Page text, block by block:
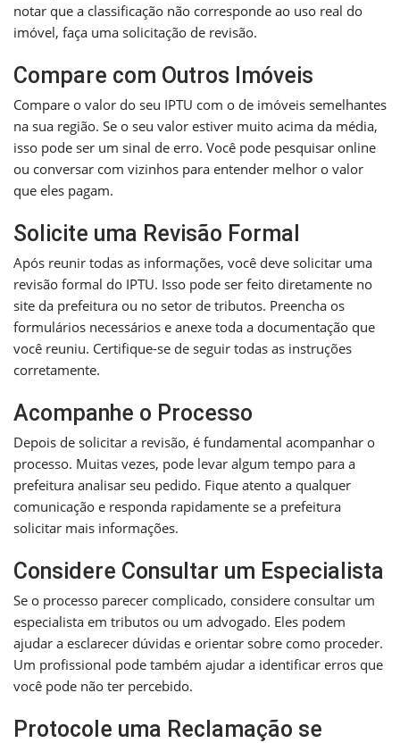
notar que a classificação não corresponde ao uso real do
imóvel, faça uma solicitação de revisão.
Compare com Outros Imóveis
Compare o valor do seu IPTU com o de imóveis semelhantes
na sua região. Se o seu valor estiver muito acima da média,
isso pode ser um sinal de erro. Você pode pesquisar online
ou conversar com vizinhos para entender melhor o valor
que eles pagam.
Solicite uma Revisão Formal
Após reunir todas as informações, você deve solicitar uma
revisão formal do IPTU. Isso pode ser feito diretamente no
site da prefeitura ou no setor de tributos. Preencha os
formulários necessários e anexe toda a documentação que
você reuniu. Certifique-se de seguir todas as instruções
corretamente.
Acompanhe o Processo
Depois de solicitar a revisão, é fundamental acompanhar o
processo. Muitas vezes, pode levar algum tempo para a
prefeitura analisar seu pedido. Fique atento a qualquer
comunicação e responda rapidamente se a prefeitura
solicitar mais informações.
Considere Consultar um Especialista
Se o processo parecer complicado, considere consultar um
especialista em tributos ou um advogado. Eles podem
ajudar a esclarecer dúvidas e orientar sobre como proceder.
Um profissional pode também ajudar a identificar erros que
você pode não ter percebido.
Protocole uma Reclamação se